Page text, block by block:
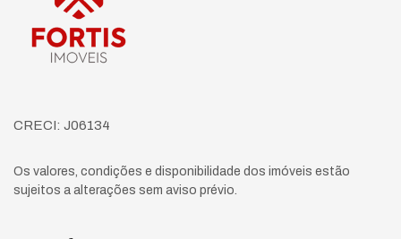
CRECI: J06134
Os valores, condições e disponibilidade dos imóveis estão
sujeitos a alterações sem aviso prévio.